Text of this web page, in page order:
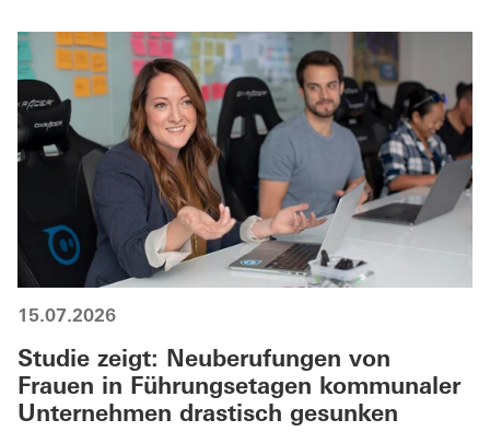
15.07.2026
Studie zeigt: Neuberufungen von
Frauen in Führungsetagen kommunaler
Unternehmen drastisch gesunken